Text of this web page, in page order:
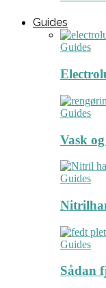
Guides
Guides
Guides
Vask
Guides
Guides
Sådan